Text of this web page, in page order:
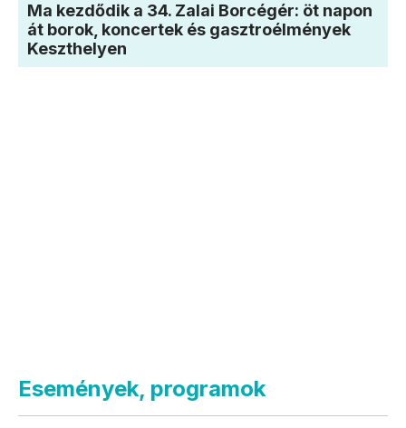
Ma kezdődik a 34. Zalai Borcégér: öt napon
át borok, koncertek és gasztroélmények
Keszthelyen
Események, programok